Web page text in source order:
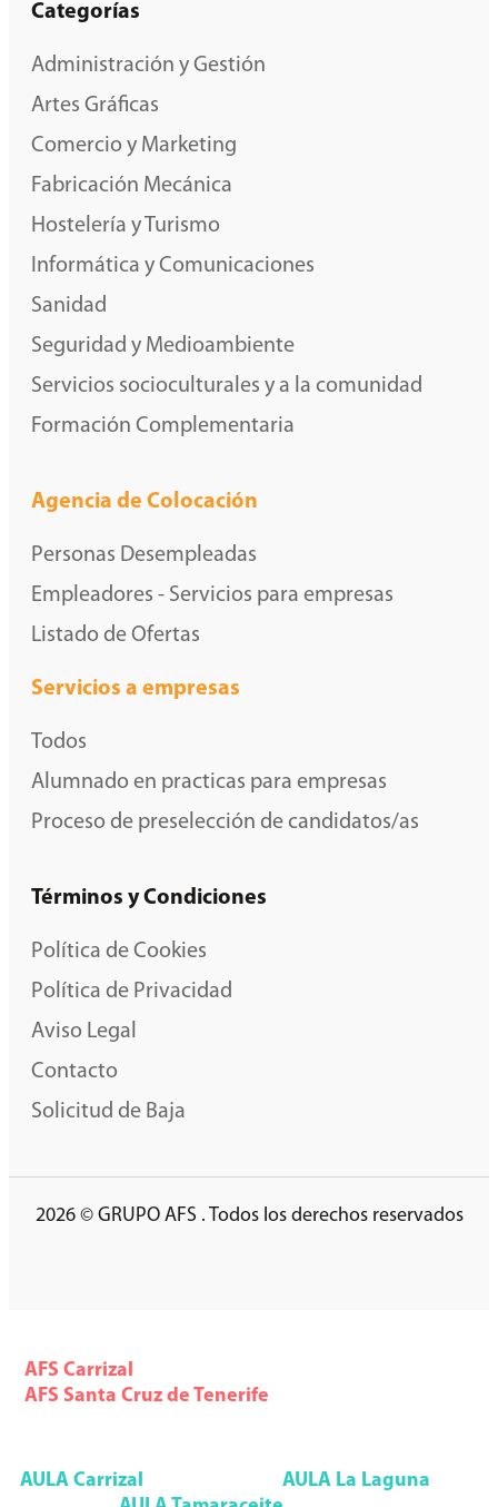
Categorías
Administración y Gestión
Artes Gráficas
Comercio y Marketing
Fabricación Mecánica
Hostelería y Turismo
Informática y Comunicaciones
Sanidad
Seguridad y Medioambiente
Servicios socioculturales y a la comunidad
Formación Complementaria
Agencia de Colocación
Personas Desempleadas
Empleadores - Servicios para empresas
Listado de Ofertas
Servicios a empresas
Todos
Alumnado en practicas para empresas
Proceso de preselección de candidatos/as
Términos y Condiciones
Política de Cookies
Política de Privacidad
Aviso Legal
Contacto
Solicitud de Baja
2026 © GRUPO AFS . Todos los derechos reservados
AFS Carrizal
AFS Santa Cruz de Tenerife
AULA Carrizal AULA La Laguna